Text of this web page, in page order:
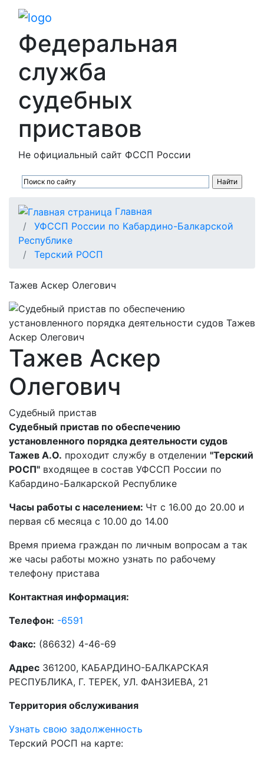
Федеральная
служба
судебных
приставов
Не официальный сайт ФССП России
Главная
УФССП России по Кабардино-Балкарской
Республике
Терский РОСП
Тажев Аскер Олегович
Тажев Аскер
Олегович
Судебный пристав
Судебный пристав по обеспечению
установленного порядка деятельности судов
Тажев А.О. проходит службу в отделении "Терский
РОСП" входящее в состав УФССП России по
Кабардино-Балкарской Республике
Часы работы с населением: Чт с 16.00 до 20.00 и
первая сб месяца с 10.00 до 14.00
Время приема граждан по личным вопросам а так
же часы работы можно узнать по рабочему
телефону пристава
Контактная информация:
Телефон: -6591
Факс: (86632) 4-46-69
Адрес 361200, КАБАРДИНО-БАЛКАРСКАЯ
РЕСПУБЛИКА, Г. ТЕРЕК, УЛ. ФАНЗИЕВА, 21
Территория обслуживания
Узнать свою задолженность
Терский РОСП на карте: